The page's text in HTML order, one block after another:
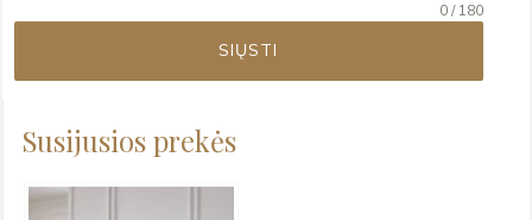
0 / 180
SIŲSTI
Susijusios prekės